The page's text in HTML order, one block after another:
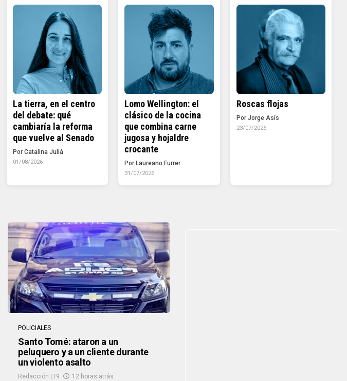
La tierra, en el centro
del debate: qué
cambiaría la reforma
que vuelve al Senado
Por Catalina Juliá
01/08/2026
Lomo Wellington: el
clásico de la cocina
que combina carne
jugosa y hojaldre
crocante
Por Laureano Furrer
31/07/2026
Roscas flojas
Por Jorge Asís
23/07/2026
POLICIALES
Santo Tomé: ataron a un
peluquero y a un cliente durante
un violento asalto
Redacción LT9 12 horas atrás